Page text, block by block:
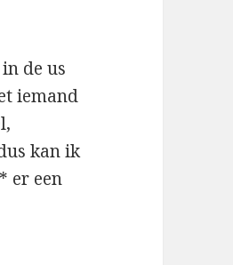
de us
iemand
kan ik
er een